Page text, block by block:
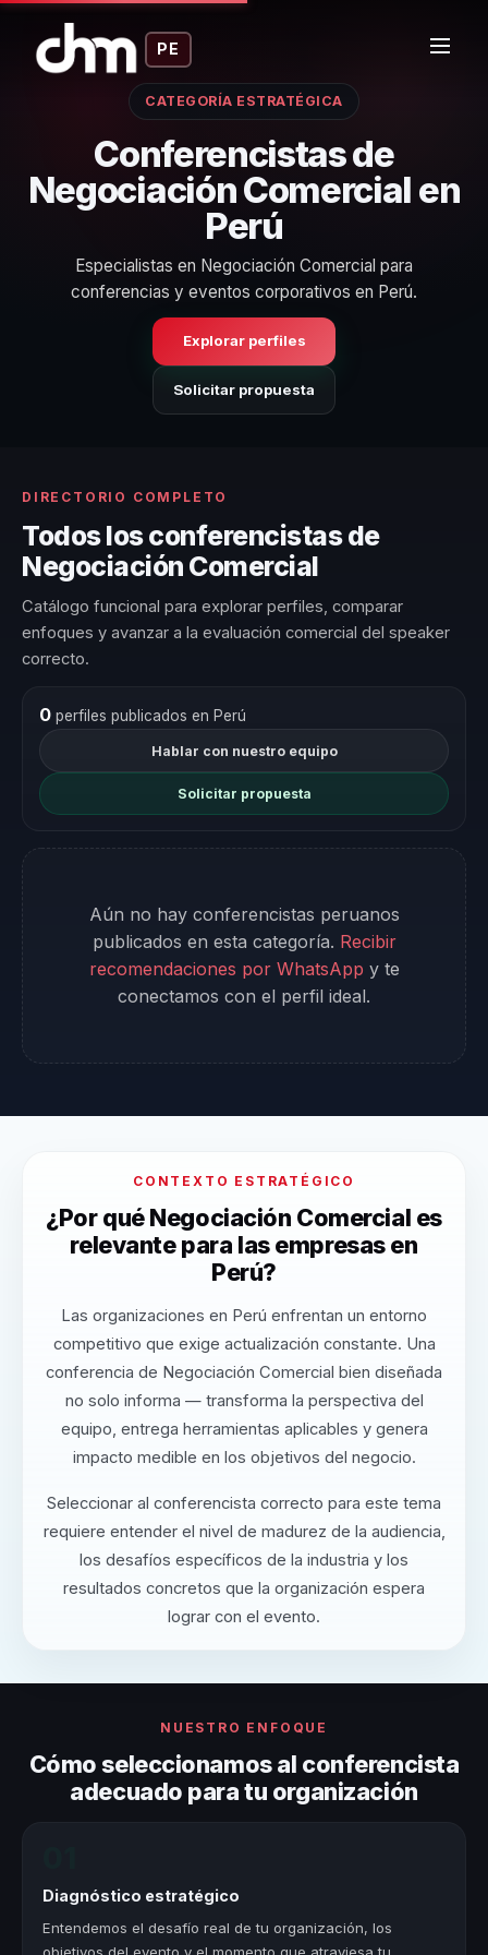
PE
CATEGORÍA ESTRATÉGICA
Conferencistas de
Negociación Comercial en
Perú
Especialistas en Negociación Comercial para
conferencias y eventos corporativos en Perú.
Explorar perfiles
Solicitar propuesta
DIRECTORIO COMPLETO
Todos los conferencistas de
Negociación Comercial
Catálogo funcional para explorar perfiles, comparar
enfoques y avanzar a la evaluación comercial del speaker
correcto.
0perfiles publicados en Perú
Hablar con nuestro equipo
Solicitar propuesta
Aún no hay conferencistas peruanos
publicados en esta categoría. Recibir
recomendaciones por WhatsApp y te
conectamos con el perfil ideal.
CONTEXTO ESTRATÉGICO
¿Por qué Negociación Comercial es
relevante para las empresas en
Perú?
Las organizaciones en Perú enfrentan un entorno
competitivo que exige actualización constante. Una
conferencia de Negociación Comercial bien diseñada
no solo informa — transforma la perspectiva del
equipo, entrega herramientas aplicables y genera
impacto medible en los objetivos del negocio.
Seleccionar al conferencista correcto para este tema
requiere entender el nivel de madurez de la audiencia,
los desafíos específicos de la industria y los
resultados concretos que la organización espera
lograr con el evento.
NUESTRO ENFOQUE
Cómo seleccionamos al conferencista
adecuado para tu organización
Diagnóstico estratégico
Entendemos el desafío real de tu organización, los
objetivos del evento y el momento que atraviesa tu